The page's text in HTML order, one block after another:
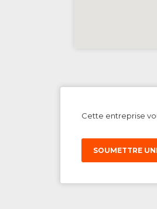
Cette entreprise
SOUMETTRE